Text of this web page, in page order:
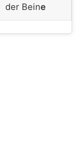
der Beine